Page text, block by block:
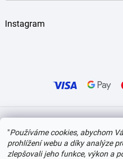
"Používáme cookies, abychom
prohlížení webu a díky analýze
zlepšovali jeho funkce, výkon a
Instagram
Copyright 2026itvlaky.cz . Všechna práva